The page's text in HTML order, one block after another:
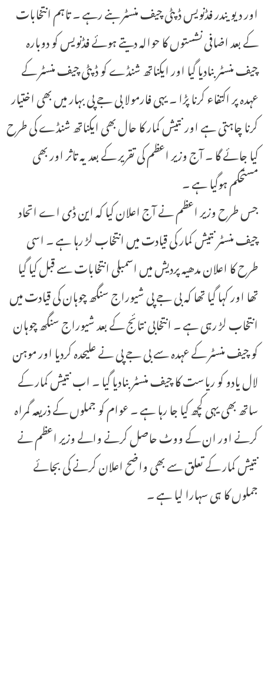
اور دیویندر فڈنویس ڈپٹی چیف منسٹر بنے رہے ۔ تاہم انتخابات
کے بعد اضافی نشستوں کا حوالہ دیتے ہوئے فڈنویس کو دوبارہ
چیف منسٹر بنادیا گیا اور ایکناتھ شنڈے کو ڈپٹی چیف منسٹر کے
عہدہ پر اکتفاء کرنا پڑا ۔ یہی فارمولا بی جے پی بہار میں بھی اختیار
کرنا چاہتی ہے اور نتیش کمار کا حال بھی ایکناتھ شنڈے کی طرح
کیا جائے گا ۔ آج وزیر اعظم کی تقریر کے بعد یہ تاثر اور بھی
مستحکم ہوگیا ہے ۔
جس طرح وزیر اعظم نے آج اعلان کیا کہ این ڈی اے اتحاد
چیف منسٹر نتیش کمار کی قیادت میں انتخاب لڑ رہا ہے ۔ اسی
طرح کا اعلان مدھیہ پردیش میں اسمبلی انتخابات سے قبل کیا گیا
تھا اور کہا گیا تھا کہ بی جے پی شیوراج سنگھ چوہان کی قیادت میں
انتخاب لڑ رہی ہے ۔ انتخابی نتائج کے بعد شیوراج سنگھ چوہان
کو چیف منسٹر کے عہدہ سے بی جے پی نے علیحدہ کردیا اور موہن
لال یادو کو ریاست کا چیف منسٹر بنادیا گیا ۔ اب نتیش کمار کے
ساتھ بھی یہی کچھ کیا جا رہا ہے ۔ عوام کو جملوں کے ذریعہ گمراہ
کرنے اور ان کے ووٹ حاصل کرنے والے وزیر اعظم نے
نتیش کمار کے تعلق سے بھی واضح اعلان کرنے کی بجائے
جملوں کا ہی سہارا لیا ہے ۔